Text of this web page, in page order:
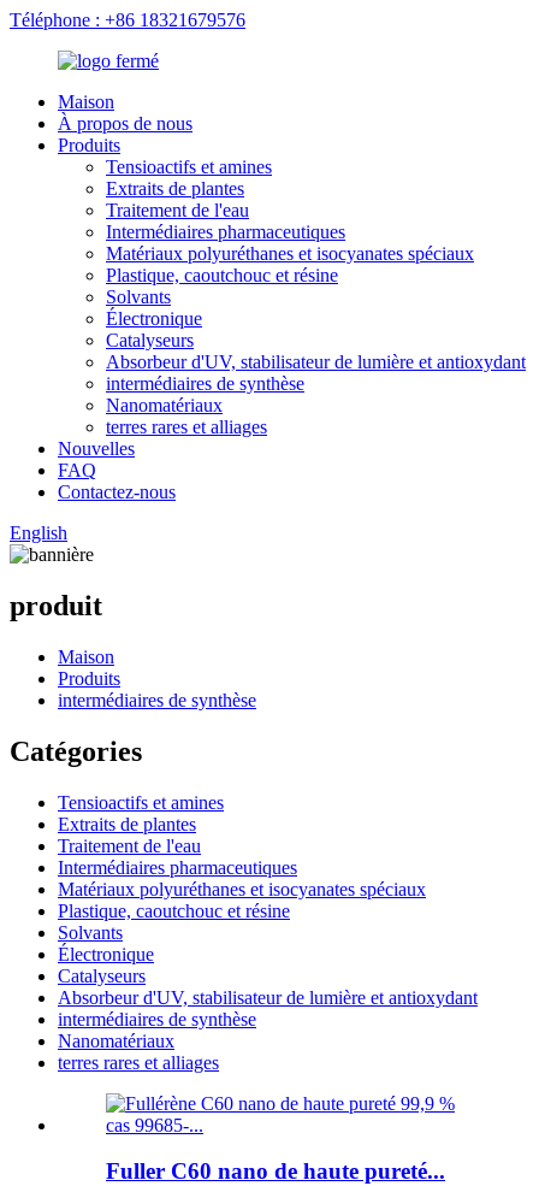
Téléphone : +86 18321679576
Maison
À propos de nous
Produits
Tensioactifs et amines
Extraits de plantes
Traitement de l'eau
Intermédiaires pharmaceutiques
Matériaux polyuréthanes et isocyanates spéciaux
Plastique, caoutchouc et résine
Solvants
Électronique
Catalyseurs
Absorbeur d'UV, stabilisateur de lumière et antioxydant
intermédiaires de synthèse
Nanomatériaux
terres rares et alliages
Nouvelles
FAQ
Contactez-nous
English
produit
Maison
Produits
intermédiaires de synthèse
Catégories
Tensioactifs et amines
Extraits de plantes
Traitement de l'eau
Intermédiaires pharmaceutiques
Matériaux polyuréthanes et isocyanates spéciaux
Plastique, caoutchouc et résine
Solvants
Électronique
Catalyseurs
Absorbeur d'UV, stabilisateur de lumière et antioxydant
intermédiaires de synthèse
Nanomatériaux
terres rares et alliages
Fuller C60 nano de haute pureté...